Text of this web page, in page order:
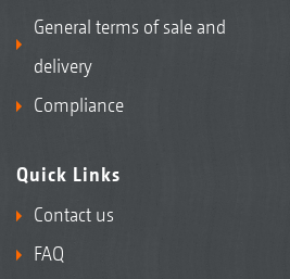
General terms of sale and
delivery
Compliance
Quick Links
Contact us
FAQ